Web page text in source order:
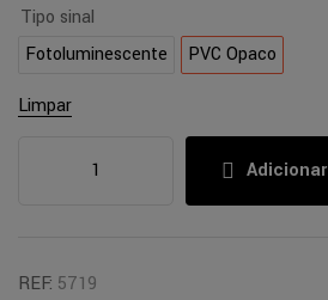
Tipo sinal
Fotoluminescente
PVC Opaco
Limpar
Adicionar
REF: 5719